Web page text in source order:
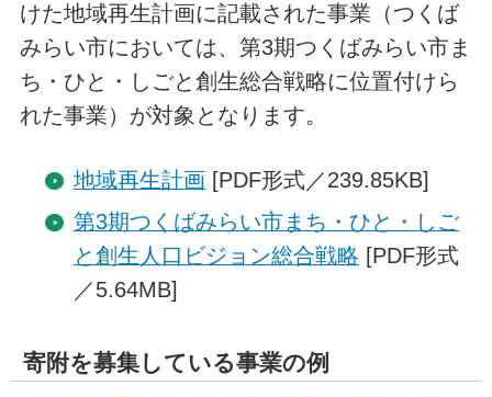
けた地域再生計画に記載された事業（つくば
みらい市においては、第3期つくばみらい市ま
ち・ひと・しごと創生総合戦略に位置付けら
れた事業）が対象となります。
地域再生計画[PDF形式／239.85KB]
第3期つくばみらい市まち・ひと・しご
と創生人口ビジョン総合戦略 [PDF形式
／5.64MB]
寄附を募集している事業の例